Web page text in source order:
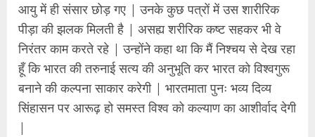
आयु में ही संसार छोड़ गए | उनके कुछ पत्रों में उस शारीरिक
पीड़ा की झलक मिलती है | असह्य शरीरिक कष्ट सहकर भी वे
निरंतर काम करते रहे | उन्होंने कहा था कि मैं निश्चय से देख रहा
हूँ कि भारत की तरुनाई सत्य की अनुभूति कर भारत को विश्वगुरू
बनाने की कल्पना साकार करेगी | भारतमाता पुनः भव्य दिव्य
सिंहासन पर आरूढ़ हो समस्त विश्व को कल्याण का आशीर्वाद देगी
|